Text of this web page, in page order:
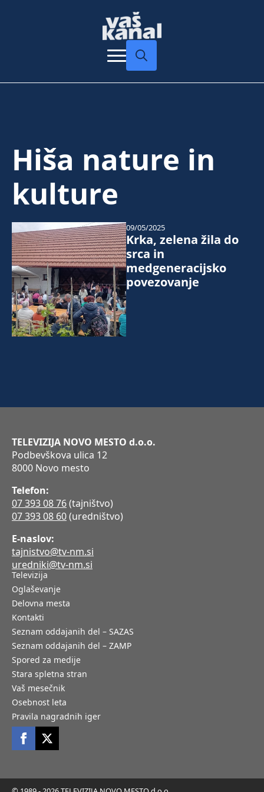
Hiša nature in
kulture
Krka, zelena žila do
srca in
medgeneracijsko
povezovanje
09/05/2025
TELEVIZIJA NOVO MESTO d.o.o.
Podbevškova ulica 12
8000 Novo mesto
Telefon:
07 393 08 76(tajništvo)
07 393 08 60(uredništvo)
E-naslov:
tajnistvo@tv-nm.si
uredniki@tv-nm.si
Televizija
Oglaševanje
Delovna mesta
Kontakti
Seznam oddajanih del – SAZAS
Seznam oddajanih del – ZAMP
Spored za medije
Stara spletna stran
Vaš mesečnik
Osebnost leta
Pravila nagradnih iger